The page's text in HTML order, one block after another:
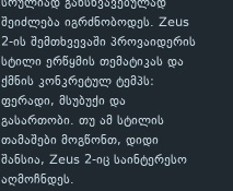
სრულიად განსხვავებულად
შეიძლება იგრძნობოდეს. Zeus
2-ის შემთხვევაში პროვაიდერის
სტილი ერწყმის თემატიკას და
ქმნის კონკრეტულ ტემპს:
ფერადი, მსუბუქი და
გასართობი. თუ ამ სტილის
თამაშები მოგწონთ, დიდი
შანსია, Zeus 2-იც საინტერესო
აღმოჩნდეს.